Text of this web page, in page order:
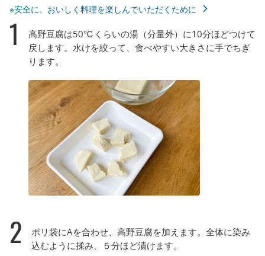
※安全に、おいしく料理を楽しんでいただくために
1
高野豆腐は50℃くらいの湯（分量外）に10分ほどつけて
戻します。水けを絞って、食べやすい大きさに手でちぎ
ります。
2
ポリ袋にAを合わせ、高野豆腐を加えます。全体に染み
込むように揉み、５分ほど漬けます。